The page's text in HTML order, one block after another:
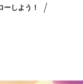
しよう！